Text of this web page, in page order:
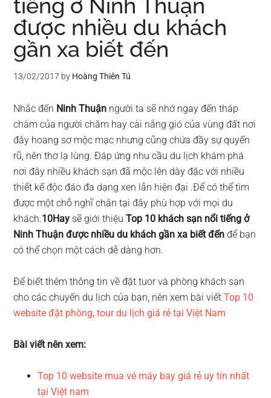
tiếng ở Ninh Thuận
được nhiều du khách
gần xa biết đến
13/02/2017 by Hoàng Thiên Tú
Nhắc đến Ninh Thuận người ta sẽ nhớ ngay đến tháp
chàm của người chăm hay cài nắng gió của vùng đất nơi
đây hoang sơ mộc mạc nhưng cũng chứa đầy sự quyến
rũ, nên thơ lạ lùng. Đáp ứng nhu cầu du lịch khám phá
nơi đây nhiều khách sạn đã mộc lên dày đặc với nhiều
thiết kế độc đáo đa dạng xen lẫn hiện đại .Để có thể tìm
được một chỗ nghĩ chân tại đây phù hợp với mọi du
khách.10Hay sẽ giới thiệuTop 10 khách sạn nổi tiếng ở
Ninh Thuận được nhiều du khách gần xa biết đến để bạn
có thể chọn một cách dễ dàng hơn.
Để biết thêm thông tin về đặt tuor và phòng khách sạn
cho các chuyến du lịch của bạn, nên xem bài viếtTop 10
website đặt phòng, tour du lịch giá rẻ tại Việt Nam
Bài viết nên xem:
Top 10 website mua vé máy bay giá rẻ uy tín nhất
tại Việt nam